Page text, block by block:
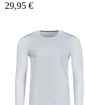
29,95 €